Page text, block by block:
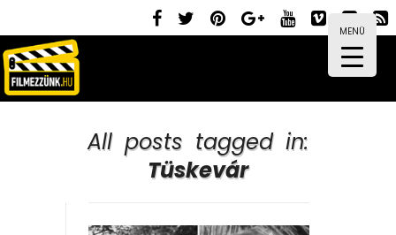
MENÜ
All posts tagged in:
Tüskevár